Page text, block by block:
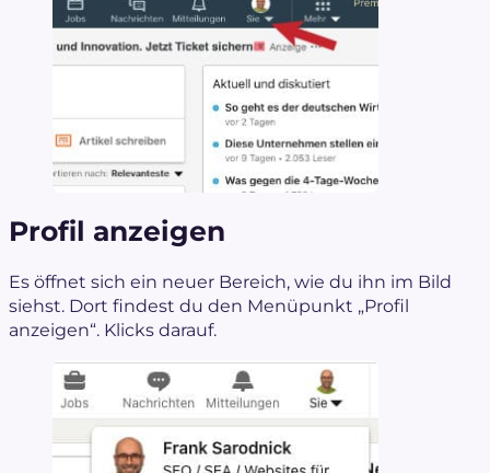
Profil anzeigen
Es öffnet sich ein neuer Bereich, wie du ihn im Bild
siehst. Dort findest du den Menüpunkt „Profil
anzeigen“. Klicks darauf.